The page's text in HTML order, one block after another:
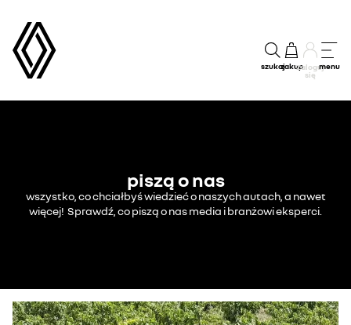
szukajzakupZaloguj
się
menu
piszą o nas
wszystko, co chciałbyś wiedzieć o naszych autach, a nawet
więcej! Sprawdź, co piszą o nas media i branżowi eksperci.